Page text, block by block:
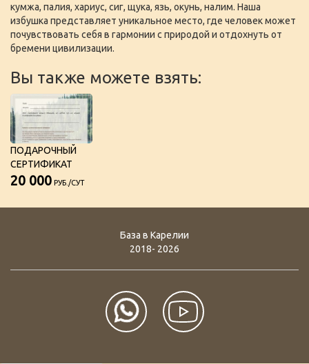
кумжа, палия, хариус, сиг, щука, язь, окунь, налим. Наша
избушка представляет уникальное место, где человек может
почувствовать себя в гармонии с природой и отдохнуть от
бремени цивилизации.
Вы также можете взять:
ПОДАРОЧНЫЙ
СЕРТИФИКАТ
20 000 РУБ./СУТ
База в Карелии
2018- 2026